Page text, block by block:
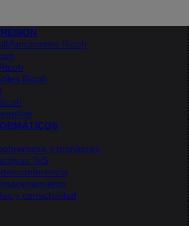
Ricoh
Ricoh
y monitores
TeS
y conectividad